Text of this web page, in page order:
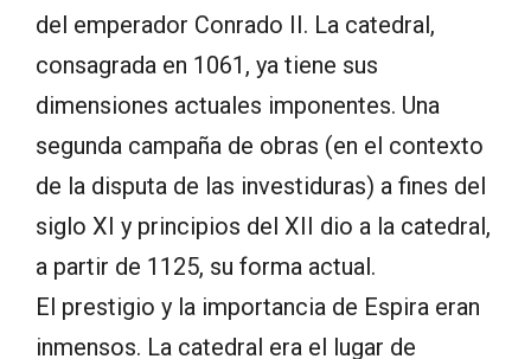
del emperador Conrado II. La catedral,
consagrada en 1061, ya tiene sus
dimensiones actuales imponentes. Una
segunda campaña de obras (en el contexto
de la disputa de las investiduras) a fines del
siglo XI y principios del XII dio a la catedral,
a partir de 1125, su forma actual.
El prestigio y la importancia de Espira eran
inmensos. La catedral era el lugar de